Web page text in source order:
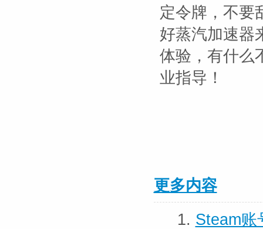
定令牌，不要
好蒸汽加速器
体验，有什么
业指导！
更多内容
1. Steam账